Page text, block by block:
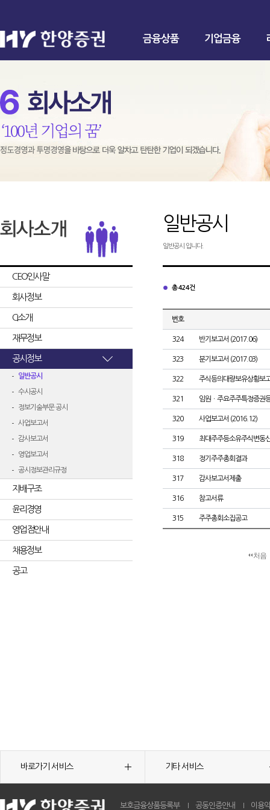
금융상품 기업금융
CEO인사말
회사정보
CI소개
재무정보
공시정보
일반공시
수시공시
정보기술부문 공시
사업보고서
감사보고서
영업보고서
공시정보관리규정
지배구조
윤리경영
영업점안내
채용정보
공고
일반공시
일반공시 입니다.
총 424건
번호
324 반기보고서 (2017.06)
323 분기보고서 (2017.03)
322 주식등의대량보유상황보
321 임원ㆍ주요주주특정증권
320 사업보고서 (2016.12)
319 최대주주등소유주식변동
318 정기주주총회결과
317 감사보고서제출
316 참고서류
315 주주총회소집공고
처음
바로가기 서비스 기타 서비스
보호금융상품등록부 공동인증안내 이용